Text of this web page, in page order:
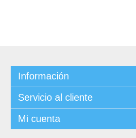
Información
Servicio al cliente
Mi cuenta